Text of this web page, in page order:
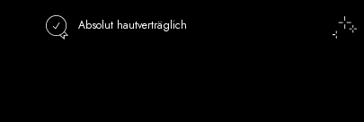
Absolut hautverträglich